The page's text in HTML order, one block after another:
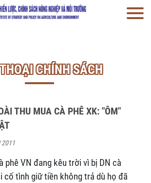
CHÍNH SÁCH
THU MUA CÀ PHÊ XK: "ÔM"
2011
phê VN đang kêu trời vì bị DN cà
cố tình giữ tiền không trả dù họ đã